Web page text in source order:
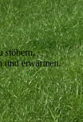
stöbern,
und erwärmen.